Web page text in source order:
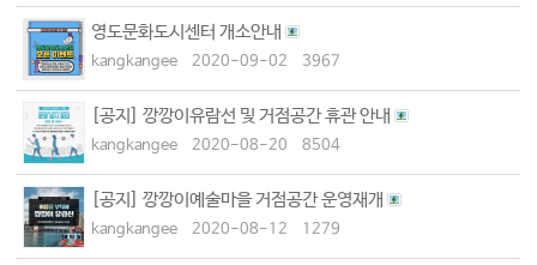
영도문화도시센터 개소안내
kangkangee 2020-09-02 3967
[공지] 깡깡이유람선 및 거점공간 휴관 안내
kangkangee 2020-08-20 8504
[공지] 깡깡이예술마을 거점공간 운영재개
kangkangee 2020-08-12 1279